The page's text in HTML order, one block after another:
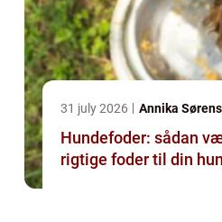
31 july 2026 Annika
Hundefoder: sådan
rigtige foder til din